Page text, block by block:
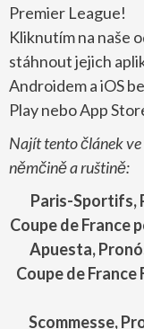
Premier League!
Kliknutím na naše
stáhnout jejich
Androidem a iOS
Play nebo App
Najít tento článek
němčině a ruštině:
Paris-Sportifs,
Coupe de France
Apuesta,
Coupe de France
Scommesse,